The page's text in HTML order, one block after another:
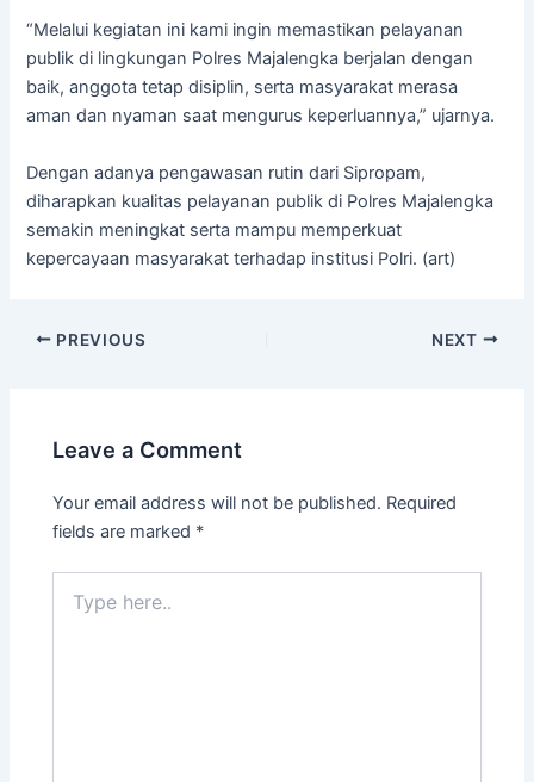
“Melalui kegiatan ini kami ingin memastikan pelayanan
publik di lingkungan Polres Majalengka berjalan dengan
baik, anggota tetap disiplin, serta masyarakat merasa
aman dan nyaman saat mengurus keperluannya,” ujarnya.
Dengan adanya pengawasan rutin dari Sipropam,
diharapkan kualitas pelayanan publik di Polres Majalengka
semakin meningkat serta mampu memperkuat
kepercayaan masyarakat terhadap institusi Polri. (art)
PREVIOUS NEXT
Leave a Comment
Your email address will not be published. Required
fields are marked *
here..